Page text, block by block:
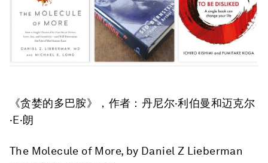
《贪婪的多巴胺》
，作者：丹尼尔·利伯曼和迈克尔
·E·朗
The Molecule of More, by Daniel Z Lieberman